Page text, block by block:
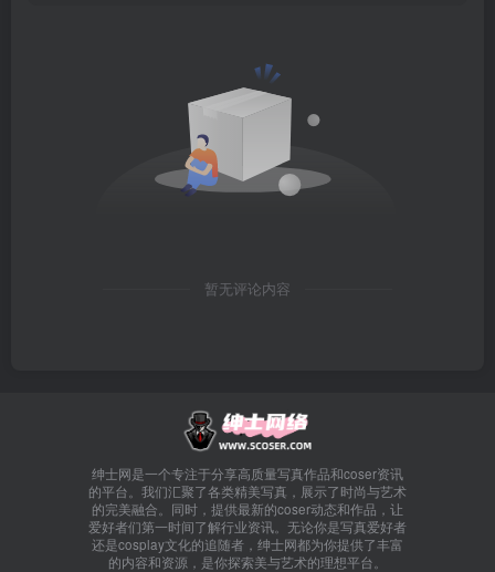
暂无评论内容
绅士网是一个专注于分享高质量写真作品和coser资讯
的平台。我们汇聚了各类精美写真，展示了时尚与艺术
的完美融合。同时，提供最新的coser动态和作品，让
爱好者们第一时间了解行业资讯。无论你是写真爱好者
还是cosplay文化的追随者，绅士网都为你提供了丰富
的内容和资源，是你探索美与艺术的理想平台。